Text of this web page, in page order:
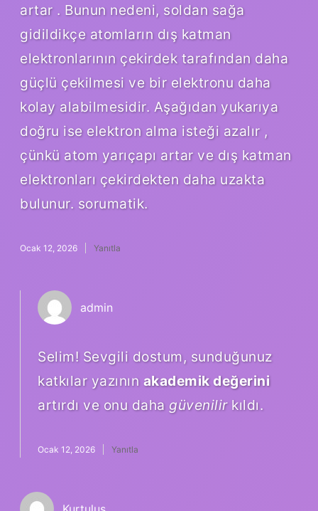
artar . Bunun nedeni, soldan sağa
gidildikçe atomların dış katman
elektronlarının çekirdek tarafından daha
güçlü çekilmesi ve bir elektronu daha
kolay alabilmesidir. Aşağıdan yukarıya
doğru ise elektron alma isteği azalır ,
çünkü atom yarıçapı artar ve dış katman
elektronları çekirdekten daha uzakta
bulunur. sorumatik.
Ocak 12, 2026 Yanıtla
admin
Selim! Sevgili dostum, sunduğunuz
katkılar yazının akademik değerini
artırdı ve onu daha güvenilirkıldı.
Ocak 12, 2026 Yanıtla